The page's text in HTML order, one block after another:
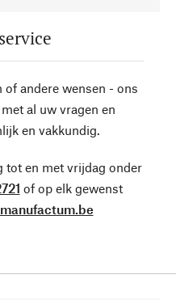
of andere wensen - ons
al uw vragen en
en vakkundig.
tot en met vrijdag onder
of op elk gewenst